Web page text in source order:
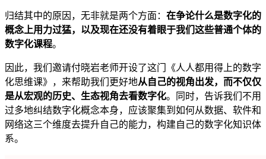
归结其中的原因，无非就是两个方面： 在争论什么是数字化的
概念上用力过猛，以及现在还没有着眼于我们这些普通个体的
数字化课程。
因此，我们邀请付晓岩老师开设了这门《人人都用得上的数字
化思维课》，来帮助我们更好地从自己的视角出发，而不仅仅
是从宏观的历史、生态视角去看数字化。同时，告诉我们不用
过多地纠结数字化概念本身，应该聚集到如何从数据、软件和
网络这三个维度去提升自己的能力，构建自己的数字化知识体
系。